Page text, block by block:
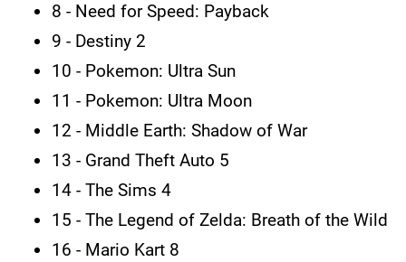
8 - Need for Speed: Payback
9 - Destiny 2
10 - Pokemon: Ultra Sun
11 - Pokemon: Ultra Moon
12 - Middle Earth: Shadow of War
13 - Grand Theft Auto 5
14 - The Sims 4
15 - The Legend of Zelda: Breath of the Wild
16 - Mario Kart 8